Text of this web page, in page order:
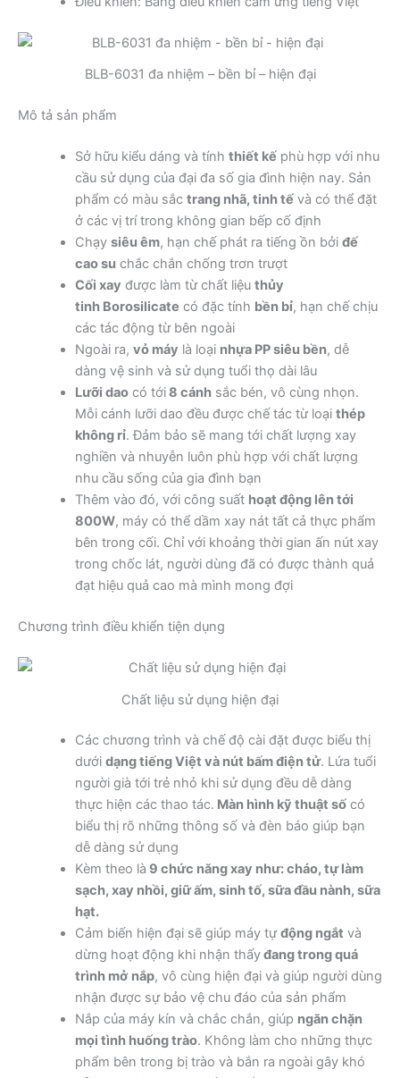
BLB-6031 đa nhiệm – bền bỉ – hiện đại
Mô tả sản phẩm
Sở hữu kiểu dáng và tính thiết kếphù hợp với nhu
cầu sử dụng của đại đa số gia đình hiện nay. Sản
phẩm có màu sắc trang nhã, tinh tếvà có thể đặt
ở các vị trí trong không gian bếp cố định
Chạy siêu êm, hạn chế phát ra tiếng ồn bởi đế
cao su chắc chắn chống trơn trượt
Cối xay được làm từ chất liệu thủy
tinh Borosilicate có đặc tính bền bỉ, hạn chế chịu
các tác động từ bên ngoài
Ngoài ra, vỏ máy là loại nhựa PP siêu bền, dễ
dàng vệ sinh và sử dụng tuổi thọ dài lâu
Lưỡi daocó tới8 cánhsắc bén, vô cùng nhọn.
Mỗi cánh lưỡi dao đều được chế tác từ loại thép
không rỉ. Đảm bảo sẽ mang tới chất lượng xay
nghiền và nhuyễn luôn phù hợp với chất lượng
nhu cầu sống của gia đình bạn
Thêm vào đó, với công suất hoạt động lên tới
800W, máy có thể dầm xay nát tất cả thực phẩm
bên trong cối. Chỉ với khoảng thời gian ấn nút xay
trong chốc lát, người dùng đã có được thành quả
đạt hiệu quả cao mà mình mong đợi
Chương trình điều khiển tiện dụng
Chất liệu sử dụng hiện đại
Các chương trình và chế độ cài đặt được biểu thị
dưới dạng tiếng Việt và nút bấm điện tử. Lứa tuổi
người già tới trẻ nhỏ khi sử dụng đều dễ dàng
thực hiện các thao tác. Màn hình kỹ thuật sốcó
biểu thị rõ những thông số và đèn báo giúp bạn
dễ dàng sử dụng
Kèm theo là 9 chức năng xay như: cháo, tự làm
sạch, xay nhồi, giữ ấm, sinh tố, sữa đầu nành, sữa
hạt.
Cảm biến hiện đại sẽ giúp máy tựđộng ngắt và
dừng hoạt động khi nhận thấyđang trong quá
trình mở nắp, vô cùng hiện đại và giúp người dùng
nhận được sự bảo vệ chu đáo của sản phẩm
Nắp của máy kín và chắc chắn, giúp ngăn chặn
mọi tình huống trào. Không làm cho những thực
phẩm bên trong bị trào và bắn ra ngoài gây khó